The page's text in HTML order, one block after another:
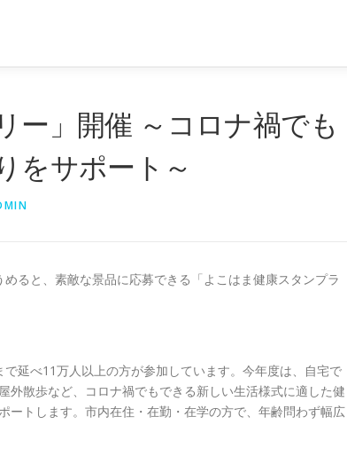
ー」開催 ～コロナ禍でも
をサポート～
ると、素敵な景品に応募できる「よこはま健康スタンプラ
延べ11万人以上の方が参加しています。今年度は、自宅で
散歩など、コロナ禍でもできる新しい生活様式に適した健
ートします。市内在住・在勤・在学の方で、年齢問わず幅広